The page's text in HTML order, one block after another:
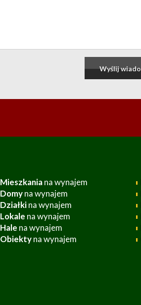
Mieszkaniana wynajem
Domyna wynajem
Działkina wynajem
Lokale na wynajem
Hale na wynajem
Obiektyna wynajem